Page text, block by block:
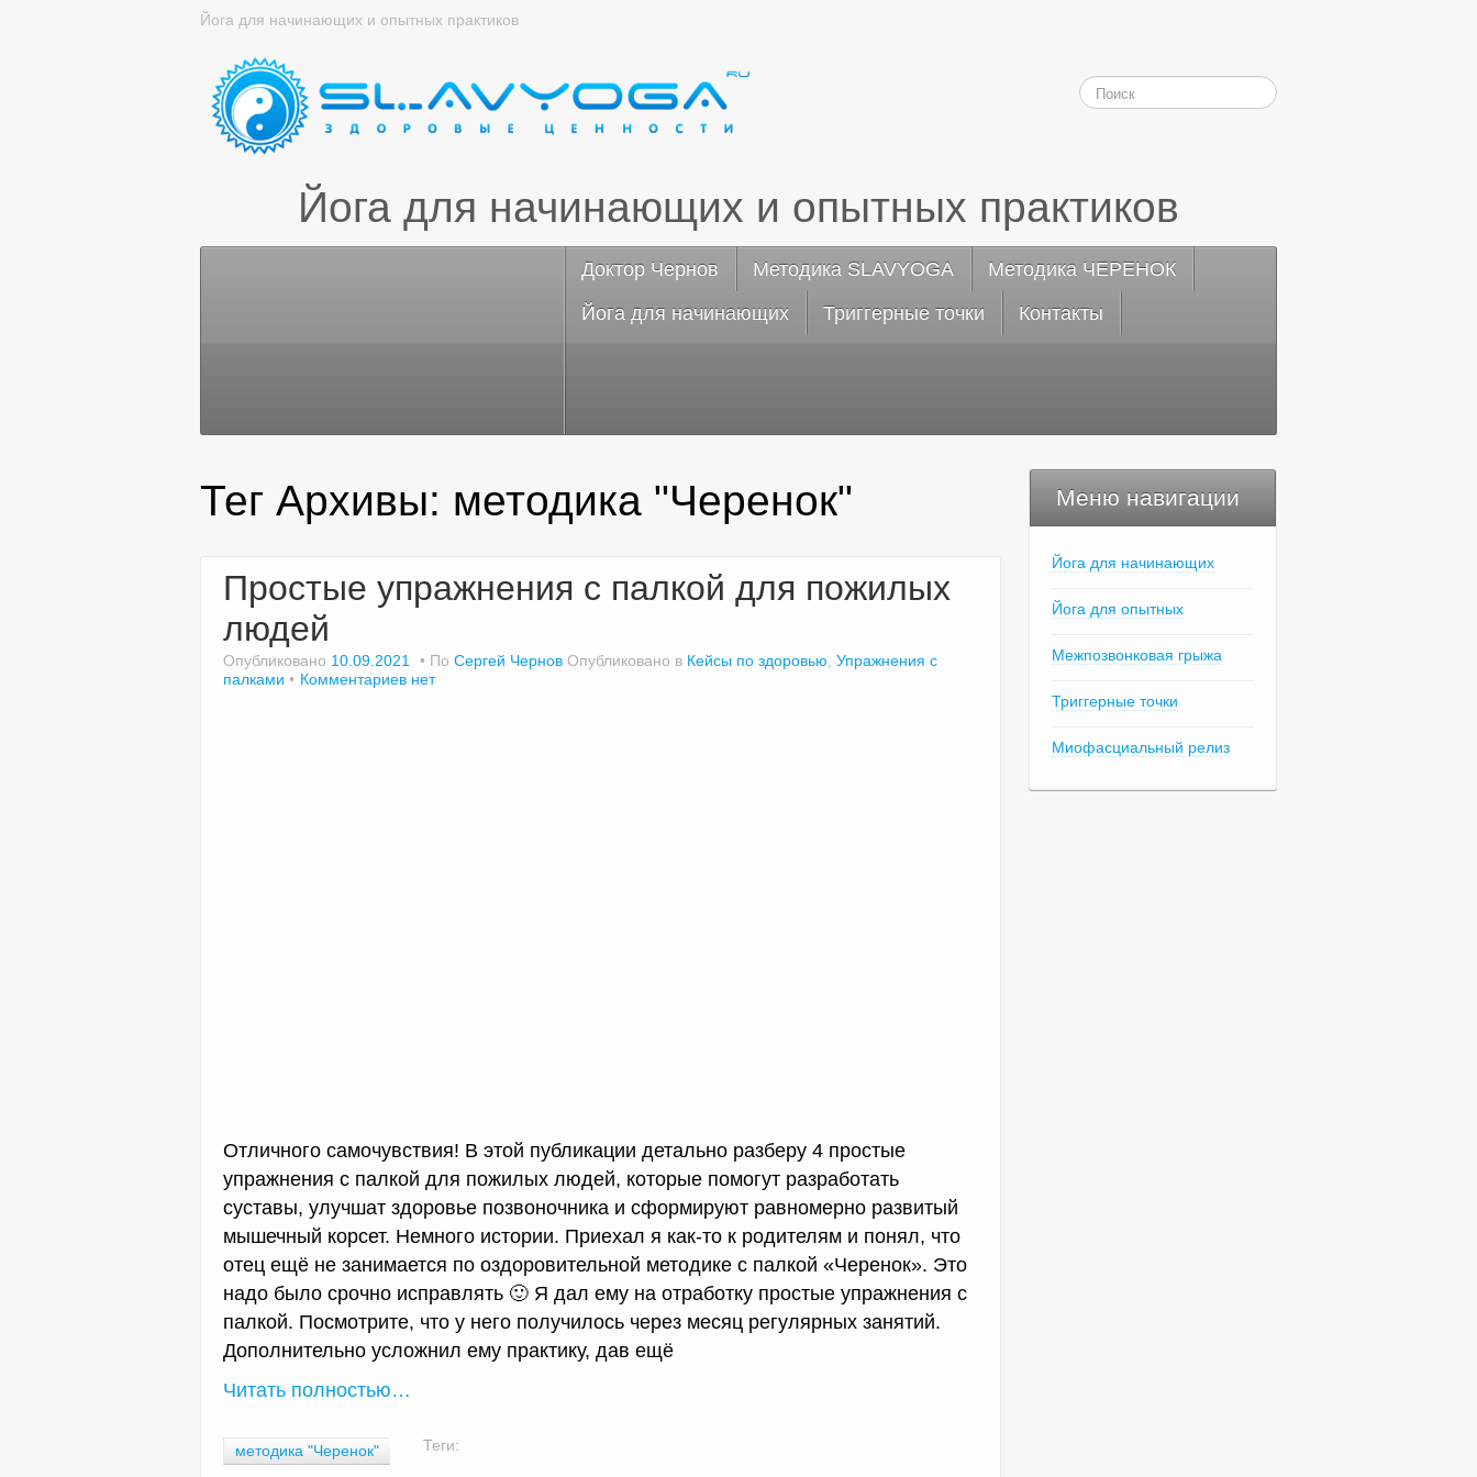
Йога для начинающих и опытных практиков
Йога для начинающих и опытных практиков
Доктор Чернов Методика SLAVYOGA
Методика ЧЕРЕНОК
Йога для начинающих
Триггерные точки Контакты
Тег Архивы: методика "Черенок"
Простые упражнения с палкой для пожилых
людей
Опубликовано 10.09.2021 По Сергей Чернов Опубликовано в Кейсы по здоровью Упражнения с
палками
Комментариев нет
Отличного самочувствия! В этой публикации детально разберу 4 простые
упражнения с палкой для пожилых людей, которые помогут разработать
суставы, улучшат здоровье позвоночника и сформируют равномерно развитый
мышечный корсет. Немного истории. Приехал я как-то к родителям и понял, что
отец ещё не занимается по оздоровительной методике с палкой «Черенок». Это
надо было срочно исправлять 🙂 Я дал ему на отработку простые упражнения с
палкой. Посмотрите, что у него получилось через месяц регулярных занятий.
Дополнительно усложнил ему практику, дав ещё
Читать полностью…
Теги:
методика "Черенок"
Меню навигации
Йога для начинающих
Йога для опытных
Межпозвонковая грыжа
Триггерные точки
Миофасциальный релиз